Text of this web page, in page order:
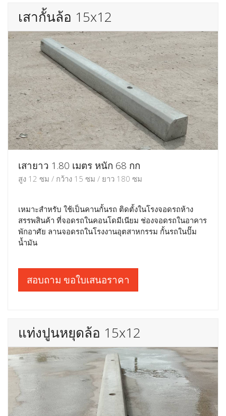
เสากั้นล้อ 15x12
เสายาว 1.80 เมตร หนัก 68 กก
สูง 12 ซม / กว้าง 15 ซม / ยาว 180 ซม
เหมาะสำหรับ ใช้เป็นคานกั้นรถ ติดตั้งในโรงจอดรถห้าง
สรรพสินค้า ที่จอดรถในคอนโดมีเนียม ช่องจอดรถในอาคาร
พักอาศัย ลานจอดรถในโรงงานอุตสาหกรรม กั้นรถในปั๊ม
น้ำมัน
สอบถาม ขอใบเสนอราคา
แท่งปูนหยุดล้อ 15x12